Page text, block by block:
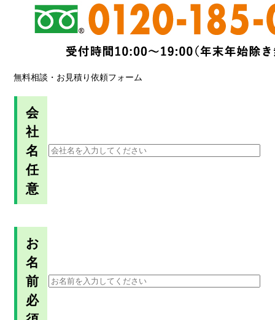
無料相談・お見積り依頼フォーム
会
社
名
任
意
お
名
前
必